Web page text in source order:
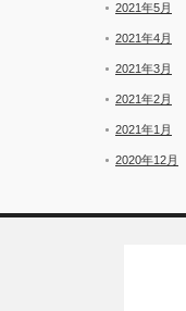
2021年5月
2021年4月
2021年3月
2021年2月
2021年1月
2020年12月